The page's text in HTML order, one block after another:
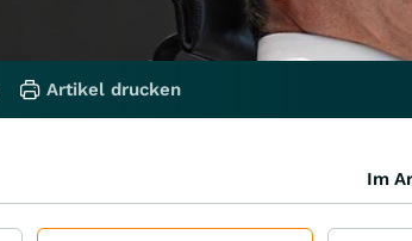
Artikel drucken
Im